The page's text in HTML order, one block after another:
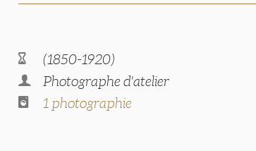
(1850-1920)
Photographe d'atelier
1 photographie